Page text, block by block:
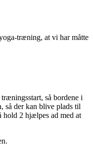
træning, at vi har måtte
så bordene i
så der kan blive plads til
hold 2 hjælpes ad med at